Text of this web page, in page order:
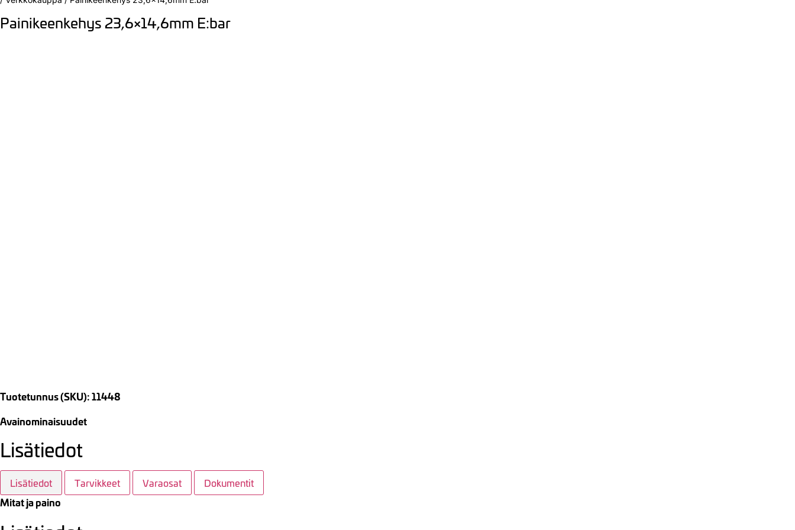
Painikeenkehys 23,6×14,6mm E:bar
Tuotetunnus (SKU): 11448
Avainominaisuudet
Lisätiedot
Lisätiedot Tarvikkeet Varaosat Dokumentit
Mitat ja paino